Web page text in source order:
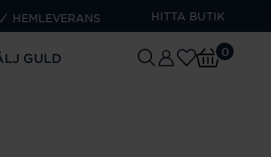
HEMLEVERANS HITTA BUTIK
GULD 0